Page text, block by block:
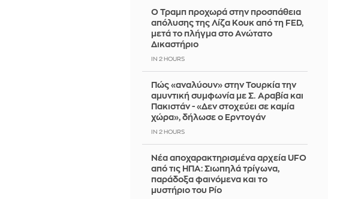
Ο Τραμπ προχωρά στην προσπάθεια
απόλυσης της Λίζα Κουκ από τη FED,
μετά το πλήγμα στο Ανώτατο
Δικαστήριο
IN 2 HOURS
Πώς «αναλύουν» στην Τουρκία την
αμυντική συμφωνία με Σ. Αραβία και
Πακιστάν - «Δεν στοχεύει σε καμία
χώρα», δήλωσε ο Ερντογάν
IN 2 HOURS
Νέα αποχαρακτηρισμένα αρχεία UFO
από τις ΗΠΑ: Σιωπηλά τρίγωνα,
παράδοξα φαινόμενα και το
μυστήριο του Ρίο